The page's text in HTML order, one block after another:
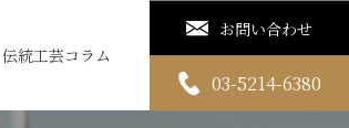
伝統工芸コラム
お問い合わせ
03-5214-6380